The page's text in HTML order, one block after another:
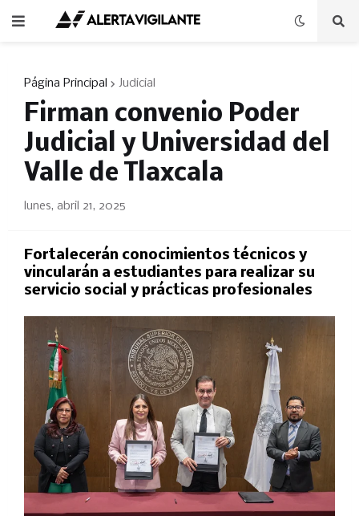
Página Principal Judicial
Firman convenio Poder
Judicial y Universidad del
Valle de Tlaxcala
lunes, abril 21, 2025
Fortalecerán conocimientos técnicos y
vincularán a estudiantes para realizar su
servicio social y prácticas profesionales